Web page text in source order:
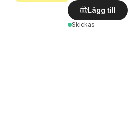
Lägg till
Skickas